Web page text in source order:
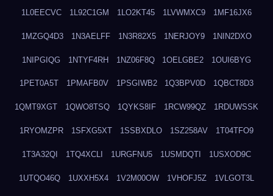
1L0EECVC 1L92C1GM 1LO2KT45 1LVWMXC9 1MF16JX6
1MZGQ4D3 1N3AELFF 1N3R82X5 1NERJOY9 1NIN2DXO
1NIPGIQG 1NTYF4RH 1NZ06F8Q 1OELGBE2 1OUI6BYG
1PET0A5T 1PMAFB0V 1PSGIWB2 1Q3BPV0D 1QBCT8D3
1QMT9XGT 1QWO8TSQ 1QYKS8IF 1RCW99QZ 1RDUWSSK
1RYOMZPR 1SFXG5XT 1SSBXDLO 1SZ258AV 1T04TFO9
1T3A32QI 1TQ4XCLI 1URGFNU5 1USMDQTI 1USXOD9C
1UTQO46Q 1UXXH5X4 1V2M00OW 1VHOFJ5Z 1VLGOT3L